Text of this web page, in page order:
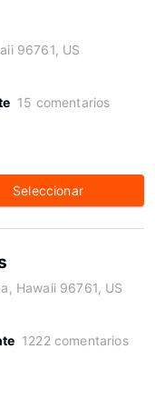
96761, US
15 comentarios
Seleccionar
Hawaii 96761, US
1222 comentarios